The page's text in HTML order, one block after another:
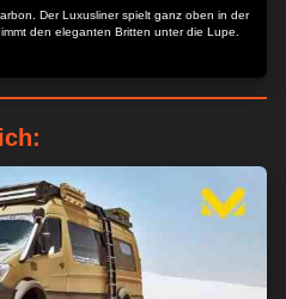
OPTIONEN
Der Luxusliner spielt ganz oben in der
den eleganten Britten unter die Lupe.